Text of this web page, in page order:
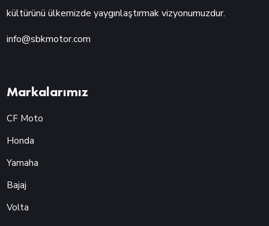
kültürünü ülkemizde yaygınlaştırmak vizyonumuzdur.
info@sbkmotor.com
Markalarımız
CF Moto
Honda
Yamaha
Bajaj
Volta